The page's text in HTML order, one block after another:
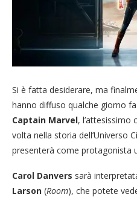
Si è fatta desiderare, ma
hanno diffuso qualche giorno
Captain Marvel, l’attesissimo
volta nella storia dell’Universo
presenterà come protagonista
Carol Danvers sarà
Larson (Room), che potete